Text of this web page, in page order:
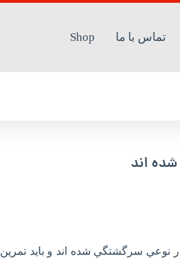
تماس با ما Shop
اند
نوعي سرگشتگي شده اند و بايد تمرین